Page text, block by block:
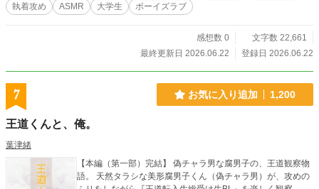
執着攻め
ASMR 大学生 ボーイズラブ
感想数 0
文字数 22,661
最終更新日 2026.06.22
登録日 2026.06.22
7 お気に入り追加 1,200
王道くんと、俺。
葉津緒
【本編（第一部）完結】 偽チャラ男な腐男子の、王道観察物
語。 天然タラシな美形腐男子くん（偽チャラ男）が、攻めの